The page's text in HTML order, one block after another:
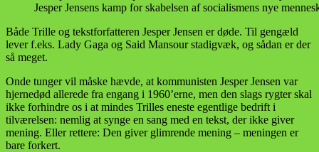
Jesper Jensens kamp for skabelsen af socialismens nye
Både Trille og tekstforfatteren Jesper Jensen er døde. Til gengæld
lever f.eks. Lady Gaga og Said Mansour stadigvæk, og sådan er der
så meget.
Onde tunger vil måske hævde, at kommunisten Jesper Jensen var
hjernedød allerede fra engang i 1960’erne, men den slags rygter skal
ikke forhindre os i at mindes Trilles eneste egentlige bedrift i
tilværelsen: nemlig at synge en sang med en tekst, der ikke giver
mening. Eller rettere: Den giver glimrende mening – meningen er
bare forkert.